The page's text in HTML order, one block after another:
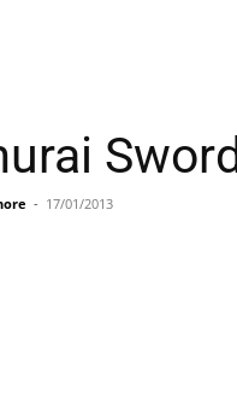
Sword
- 17/01/2013